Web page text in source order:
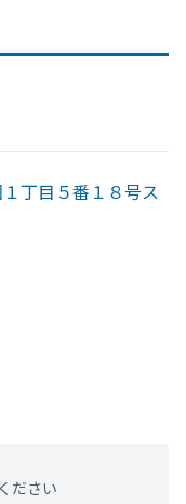
丁目５番１８号ス
ださい